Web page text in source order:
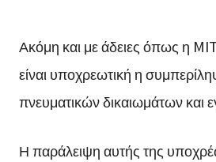
Ακόμη και με άδειες όπως η
είναι υποχρεωτική η
πνευματικών δικαιωμάτων και
Η παράλειψη αυτής της